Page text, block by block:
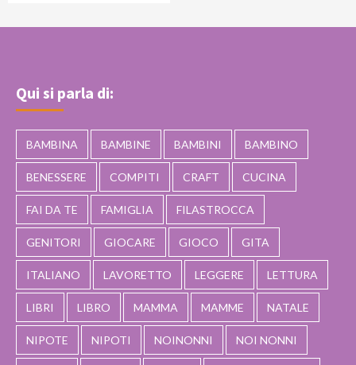
Qui si parla di:
BAMBINA BAMBINE BAMBINI BAMBINO
BENESSERE COMPITI CRAFT CUCINA
FAI DA TE FAMIGLIA FILASTROCCA
GENITORI GIOCARE GIOCO GITA
ITALIANO LAVORETTO LEGGERE LETTURA
LIBRI LIBRO MAMMA MAMME NATALE
NIPOTE NIPOTI NOINONNI NOI NONNI